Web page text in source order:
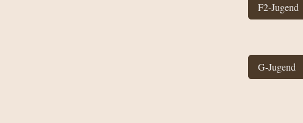
F2-Jugend
G-Jugend